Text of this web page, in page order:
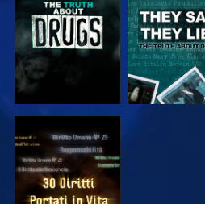
GUARDA